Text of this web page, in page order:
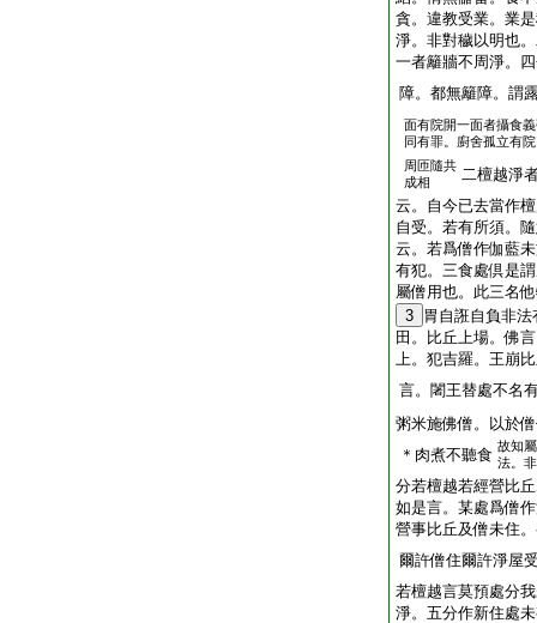
貪。違教受業。業
淨。非對穢以明也
一者籬牆不周淨。
障。都無籬障。謂
面有院開一面者攝食
同有罪。廚舍孤立有
周匝隨共
成相
二檀越淨
云。自今已去當作
自受。若有所須。
云。若爲僧作伽藍
有犯。三食處倶是
屬僧用也。此三名
3 胃自誑自負非
田。比丘上場。佛
上。犯吉羅。王崩
言。闍王替處不名
粥米施佛僧。以於
＊肉煮不聽食 故知
法。
分若檀越若經營比
如是言。某處爲僧
營事比丘及僧未住
爾許僧住爾許淨屋
若檀越言莫預處分
淨。五分作新住處